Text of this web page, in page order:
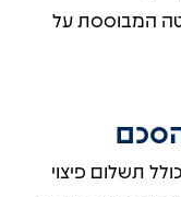
המבוססת על
תשלום פיצוי